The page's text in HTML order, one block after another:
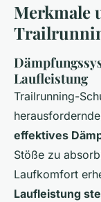
Merkmale
Laufleistung
Trailrunning-
effektives
Stöße zu
Laufkomfort
Laufleistung